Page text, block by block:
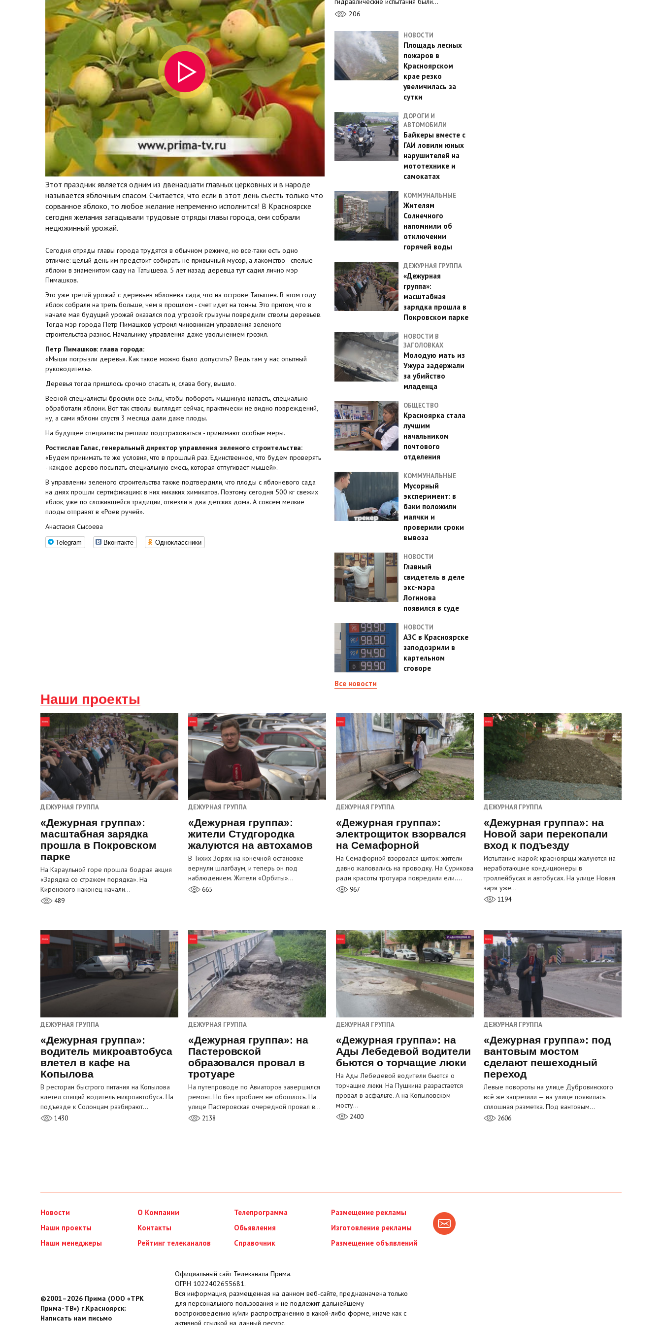
Этот праздник является одним из двенадцати главных церковных и в народе
называется яблочным спасом. Считается, что если в этот день съесть только что
сорванное яблоко, то любое желание непременно исполнится! В Красноярске
сегодня желания загадывали трудовые отряды главы города, они собрали
недюжинный урожай.
Сегодня отряды главы города трудятся в обычном режиме, но все-таки есть одно
отличие: целый день им предстоит собирать не привычный мусор, а лакомство - спелые
яблоки в знаменитом саду на Татышева. 5 лет назад деревца тут садил лично мэр
Пимашков.
Это уже третий урожай с деревьев яблонева сада, что на острове Татышев. В этом году
яблок собрали на треть больше, чем в прошлом - счет идет на тонны. Это притом, что в
начале мая будущий урожай оказался под угрозой: грызуны повредили стволы деревьев.
Тогда мэр города Петр Пимашков устроил чиновникам управления зеленого
строительства разнос. Начальнику управления даже увольнением грозил.
Петр Пимашков: глава города:
«Мыши погрызли деревья. Как такое можно было допустить? Ведь там у нас опытный
руководитель».
Деревья тогда пришлось срочно спасать и, слава богу, вышло.
Весной специалисты бросили все силы, чтобы побороть мышиную напасть, специально
обработали яблони. Вот так стволы выглядят сейчас, практически не видно повреждений,
ну, а сами яблони спустя 3 месяца дали даже плоды.
На будущее специалисты решили подстраховаться - принимают особые меры.
Ростислав Галас, генеральный директор управления зеленого строительства:
«Будем принимать те же условия, что в прошлый раз. Единственное, что будем проверять
- каждое дерево посыпать специальную смесь, которая отпугивает мышей».
В управлении зеленого строительства также подтвердили, что плоды с яблоневого сада
на днях прошли сертификацию: в них никаких химикатов. Поэтому сегодня 500 кг свежих
яблок, уже по сложившейся традиции, отвезли в два детских дома. А совсем мелкие
плоды отправят в «Роев ручей».
Анастасия Сысоева
Telegram Вконтакте Одноклассники
206
НОВОСТИ
Площадь лесных
пожаров в
Красноярском
крае резко
увеличилась за
сутки
ДОРОГИ И
АВТОМОБИЛИ
Байкеры вместе с
ГАИ ловили юных
нарушителей на
мототехнике и
самокатах
КОММУНАЛЬНЫЕ
Жителям
Солнечного
напомнили об
отключении
горячей воды
ДЕЖУРНАЯ ГРУППА
«Дежурная
группа»:
масштабная
зарядка прошла в
Покровском парке
НОВОСТИ В
ЗАГОЛОВКАХ
Молодую мать из
Ужура задержали
за убийство
младенца
ОБЩЕСТВО
Красноярка стала
лучшим
начальником
почтового
отделения
КОММУНАЛЬНЫЕ
Мусорный
эксперимент: в
баки положили
маячки и
проверили сроки
вывоза
НОВОСТИ
Главный
свидетель в деле
экс-мэра
Логинова
появился в суде
НОВОСТИ
АЗС в Красноярске
заподозрили в
картельном
сговоре
Все новости
Наши проекты
ДЕЖУРНАЯ ГРУППА
«Дежурная группа»:
масштабная зарядка
прошла в Покровском
парке
На Караульной горе прошла бодрая акция
«Зарядка со стражем порядка». На
Киренского наконец начали…
489
ДЕЖУРНАЯ ГРУППА
«Дежурная группа»:
жители Студгородка
жалуются на автохамов
В Тихих Зорях на конечной остановке
вернули шлагбаум, и теперь он под
наблюдением. Жители «Орбиты»…
665
ДЕЖУРНАЯ ГРУППА
«Дежурная группа»:
электрощиток взорвался
на Семафорной
На Семафорной взорвался щиток: жители
давно жаловались на проводку. На Сурикова
ради красоты тротуара повредили ели.…
967
ДЕЖУРНАЯ ГРУППА
«Дежурная группа»: на
Новой зари перекопали
вход к подъезду
Испытание жарой: красноярцы жалуются на
неработающие кондиционеры в
троллейбусах и автобусах. На улице Новая
заря уже…
1194
ДЕЖУРНАЯ ГРУППА
«Дежурная группа»:
водитель микроавтобуса
влетел в кафе на
Копылова
В ресторан быстрого питания на Копылова
влетел спящий водитель микроавтобуса. На
подъезде к Солонцам разбирают…
1430
ДЕЖУРНАЯ ГРУППА
«Дежурная группа»: на
Пастеровской
образовался провал в
тротуаре
На путепроводе по Авиаторов завершился
ремонт. Но без проблем не обошлось. На
улице Пастеровская очередной провал в…
2138
ДЕЖУРНАЯ ГРУППА
«Дежурная группа»: на
Ады Лебедевой водители
бьются о торчащие люки
На Ады Лебедевой водители бьются о
торчащие люки. На Пушкина разрастается
провал в асфальте. А на Копыловском
мосту…
2400
ДЕЖУРНАЯ ГРУППА
«Дежурная группа»: под
вантовым мостом
сделают пешеходный
переход
Левые повороты на улице Дубровинского
всё же запретили — на улице появилась
сплошная разметка. Под вантовым…
2606
Новости
Наши проекты
Наши менеджеры
О Компании
Контакты
Рейтинг телеканалов
Телепрограмма
Обьявления
Справочник
Размещение рекламы
Изготовление рекламы
Размещение объявлений
©2001–2026 Прима (ООО «ТРК
Прима-ТВ») г.Красноярск;
Написать нам письмо
Официальный сайт Телеканала Прима.
ОГРН 1022402655681.
Вся информация, размещенная на данном веб-сайте, предназначена только
для персонального пользования и не подлежит дальнейшему
воспроизведению и/или распространению в какой-либо форме, иначе как с
активной ссылкой на данный ресурс.